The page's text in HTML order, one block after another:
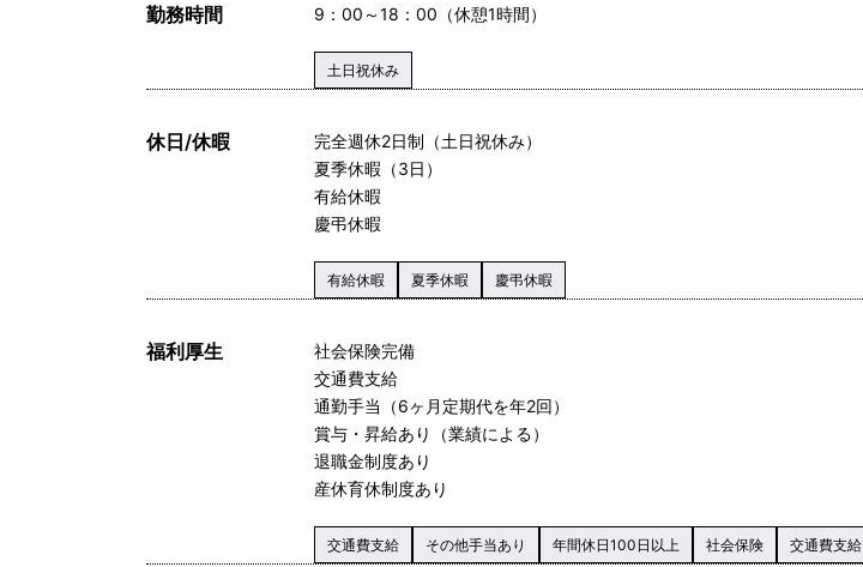
勤務時間 9：00～18：00（休憩1時間）
土日祝休み
休日/休暇
完全週休2日制（土日祝休み）
夏季休暇（3日）
有給休暇
慶弔休暇
有給休暇 夏季休暇 慶弔休暇
福利厚生
社会保険完備
交通費支給
通勤手当（6ヶ月定期代を年2回）
賞与・昇給あり（業績による）
退職金制度あり
産休育休制度あり
交通費支給 その他手当あり 年間休日100日以上 社会保険 交通費支給